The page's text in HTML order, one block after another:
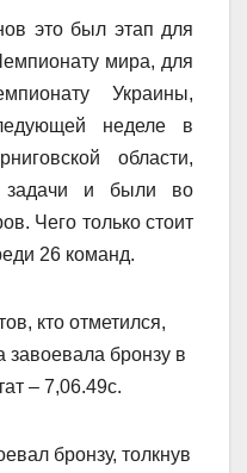
это был этап для
мира, для
Украины,
неделе в
области,
задачи и были во
Чего только стоит
26 команд.
кто отметился,
завоевала бронзу в
– 7,06.49с.
бронзу, толкнув